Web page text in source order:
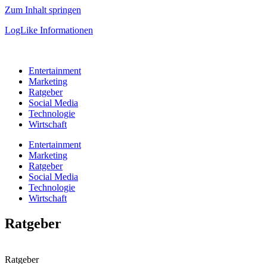
Zum Inhalt springen
LogLike Informationen
Entertainment
Marketing
Ratgeber
Social Media
Technologie
Wirtschaft
Entertainment
Marketing
Ratgeber
Social Media
Technologie
Wirtschaft
Ratgeber
Ratgeber